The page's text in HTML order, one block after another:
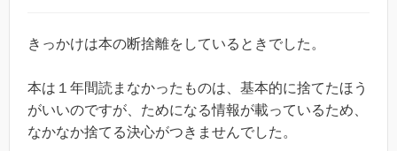
きっかけは本の断捨離をしているときでした。
本は１年間読まなかったものは、基本的に捨てたほう
がいいのですが、ためになる情報が載っているため、
なかなか捨てる決心がつきませんでした。